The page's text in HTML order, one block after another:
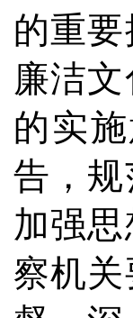
的重
廉洁
的实
告，
加强
察机